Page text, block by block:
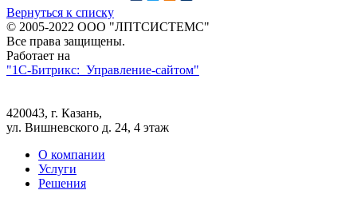
Вернуться к списку
© 2005-2022 ООО "ЛПТСИСТЕМС"
Все права защищены.
Работает на
"1C-Битрикс: Управление-сайтом"
420043, г. Казань,
ул. Вишневского д. 24, 4 этаж
О компании
Услуги
Решения